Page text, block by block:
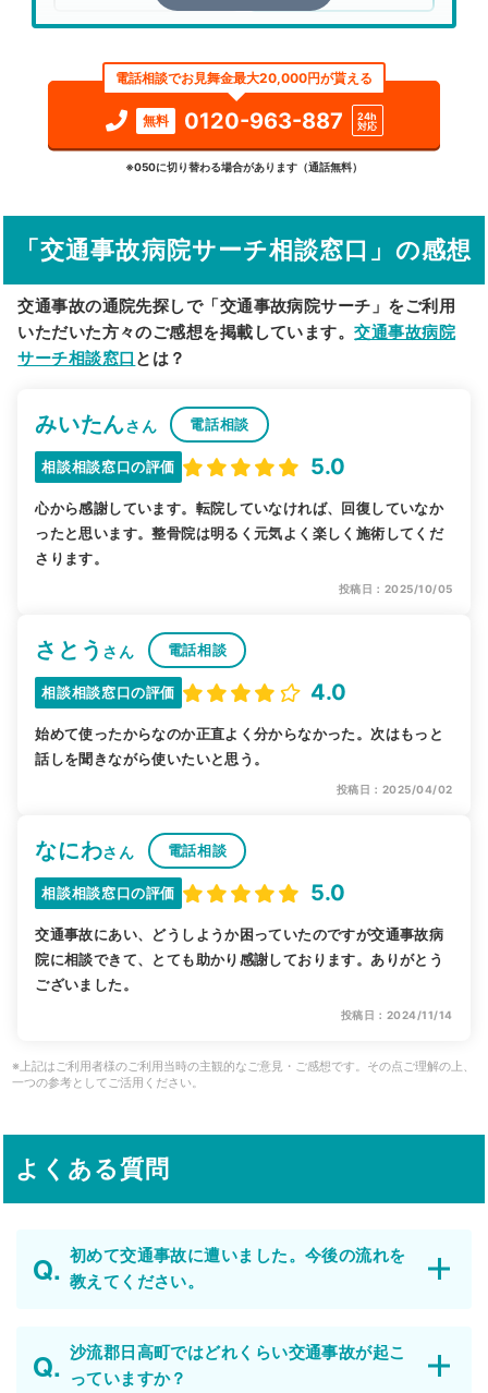
検索する
詳細条件で絞り込む
駅から探す 院名から探す
電話相談でお見舞金最大20,000円が貰える
無料 0120-963-887
24h
対応
※050に切り替わる場合があります（通話無料）
「交通事故病院サーチ相談窓口」の感想
交通事故の通院先探しで「交通事故病院サーチ」をご利用
いただいた方々のご感想を掲載しています。交通事故病院
サーチ相談窓口 とは？
みいたんさん 電話相談
相談相談窓口の評価 5.0
心から感謝しています。転院していなければ、回復していなか
ったと思います。整骨院は明るく元気よく楽しく施術してくだ
さります。
投稿日：2025/10/05
さとう さん 電話相談
相談相談窓口の評価 4.0
始めて使ったからなのか正直よく分からなかった。次はもっと
話しを聞きながら使いたいと思う。
投稿日：2025/04/02
なにわさん 電話相談
相談相談窓口の評価 5.0
交通事故にあい、どうしようか困っていたのですが交通事故病
院に相談できて、とても助かり感謝しております。ありがとう
ございました。
投稿日：2024/11/14
※上記はご利用者様のご利用当時の主観的なご意見・ご感想です。その点ご理解の上、
一つの参考としてご活用ください。
よくある質問
初めて交通事故に遭いました。今後の流れを
教えてください。
沙流郡日高町ではどれくらい交通事故が起こ
っていますか？